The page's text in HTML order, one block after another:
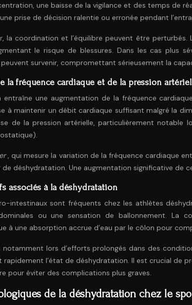
une baisse de la vigilance et des temps de
prise de décision ralentie ou erronée pendant
la coordination et l’équilibre peuvent être
le risque de blessures. Dans les cas plus
survenir, compromettant sérieusement la
la fréquence cardiaque et de la pression
entraîne une augmentation de la fréquence
à maintenir un débit cardiaque suffisant malgré la
de la pression artérielle, particulièrement
, qui mesure la variation de la fréquence cardiaque
déshydratation. Une augmentation significative de
associés à la déshydratation
intestinaux sont fréquents chez les athlètes
ou une sensation de ballonnement. La
à une absorption accrue d’eau par le côlon pour
notamment lors d’efforts prolongés dans des
rapidement l’état de déshydratation. Il est crucial de
pour éviter des complications plus graves.
de la déshydratation chez le